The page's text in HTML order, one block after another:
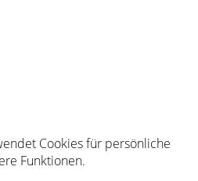
Cookies für persönliche
Funktionen.